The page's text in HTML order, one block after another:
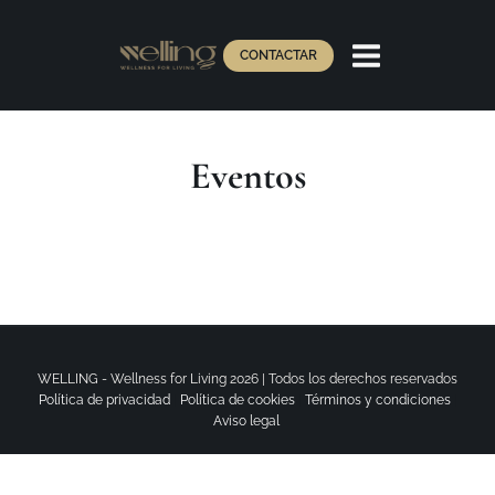
CONTACTAR
Eventos
WELLING - Wellness for Living 2026 | Todos los derechos reservados
Política de privacidad| Política de cookies| Términos y condiciones|
Aviso legal